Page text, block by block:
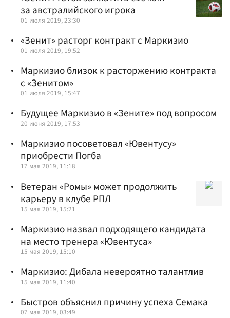
за австралийского игрока
01 июля 2019, 23:30
«Зенит» расторг контракт с Маркизио
01 июля 2019, 19:52
Маркизио близок к расторжению контракта
с «Зенитом»
01 июля 2019, 15:47
Будущее Маркизио в «Зените» под вопросом
20 июня 2019, 17:53
Маркизио посоветовал «Ювентусу»
приобрести Погба
17 мая 2019, 11:18
Ветеран «Ромы» может продолжить
карьеру в клубе РПЛ
15 мая 2019, 15:21
Маркизио назвал подходящего кандидата
на место тренера «Ювентуса»
15 мая 2019, 15:10
Маркизио: Дибала невероятно талантлив
15 мая 2019, 11:40
Быстров объяснил причину успеха Семака
07 мая 2019, 03:49